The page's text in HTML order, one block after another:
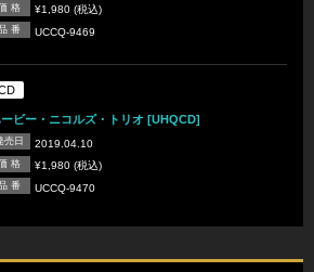
格 ¥1,980 (税込)
番 UCCQ-9469
ビー・ニコルズ・トリオ [UHQCD]
売日 2019.04.10
格 ¥1,980 (税込)
番 UCCQ-9470